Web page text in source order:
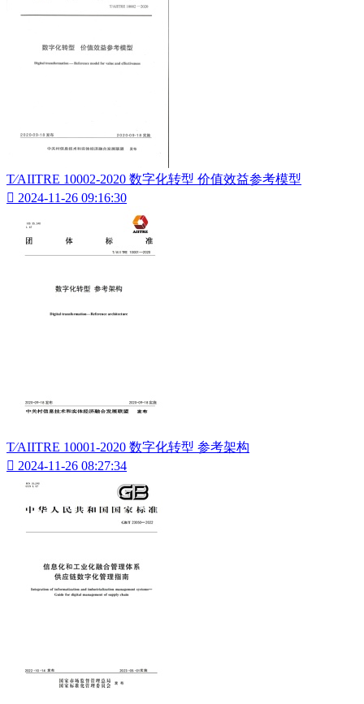
T∕AIITRE 10002-2020 数字化转型 价值效益参考模型
 2024-11-26 09:16:30
T∕AIITRE 10001-2020 数字化转型 参考架构
 2024-11-26 08:27:34